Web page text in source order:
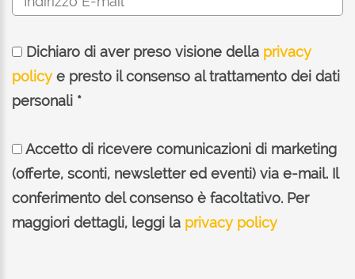
Dichiaro di aver preso visione della privacy
policye presto il consenso al trattamento dei dati
personali *
Accetto di ricevere comunicazioni di marketing
(offerte, sconti, newsletter ed eventi) via e-mail. Il
conferimento del consenso è facoltativo. Per
maggiori dettagli, leggi la privacy policy